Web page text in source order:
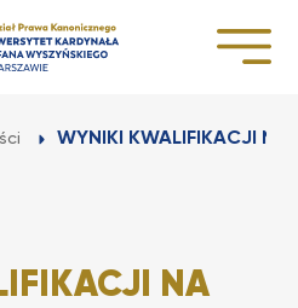
WYNIKI KWALIFIKACJI
NA